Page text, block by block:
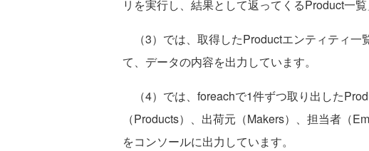
リを実行し、結果として返ってくるProduct一覧
（3）では、取得したProductエンティティ一
て、データの内容を出力しています。
（4）では、foreachで1件ずつ取り出した
（Products）、出荷元（Makers）、担当者（
をコンソールに出力しています。